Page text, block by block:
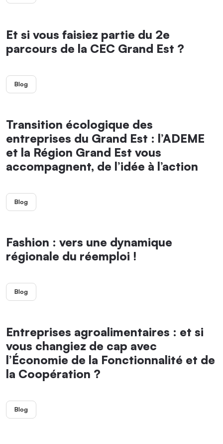
Et si vous faisiez partie du 2e
parcours de la CEC Grand Est ?
Blog
Transition écologique des
entreprises du Grand Est : l’ADEME
et la Région Grand Est vous
accompagnent, de l’idée à l’action
Blog
Fashion : vers une dynamique
régionale du réemploi !
Blog
Entreprises agroalimentaires : et si
vous changiez de cap avec
l’Économie de la Fonctionnalité et de
la Coopération ?
Blog